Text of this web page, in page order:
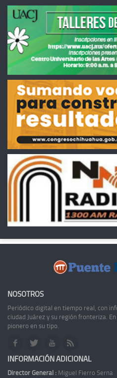
NOSOTROS
Periódico digital en tiempo real, con
ciudad Juárez y su región fronteriza.
pionero en su tipo.
INFORMACIÓN ADICIONAL
Director General : Miguel Fierro Serna